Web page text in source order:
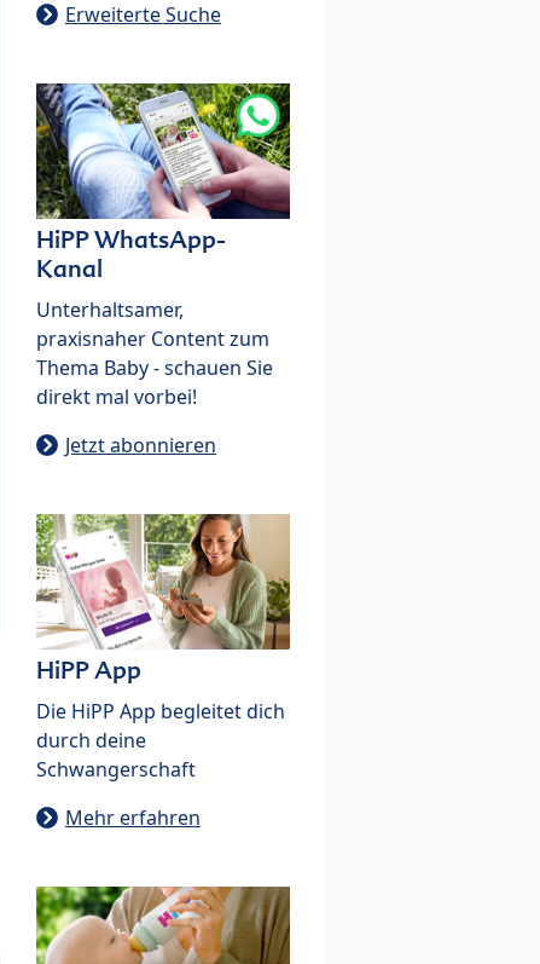
Erweiterte Suche
HiPP WhatsApp-
Kanal
Unterhaltsamer,
praxisnaher Content zum
Thema Baby - schauen Sie
direkt mal vorbei!
Jetzt abonnieren
HiPP App
Die HiPP App begleitet dich
durch deine
Schwangerschaft
Mehr erfahren